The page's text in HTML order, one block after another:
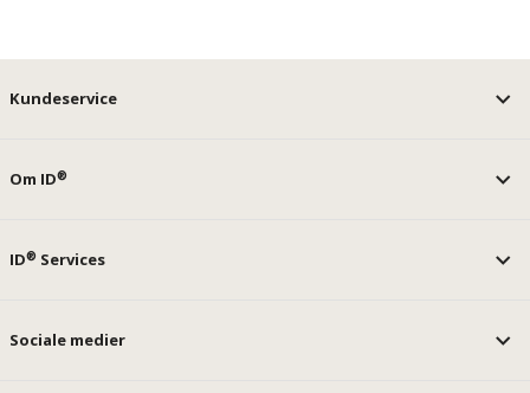
Kundeservice
Om ID®
ID® Services
Sociale medier